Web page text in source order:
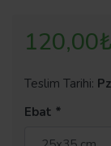
120,00₺
Teslim Tarihi:
Ebat